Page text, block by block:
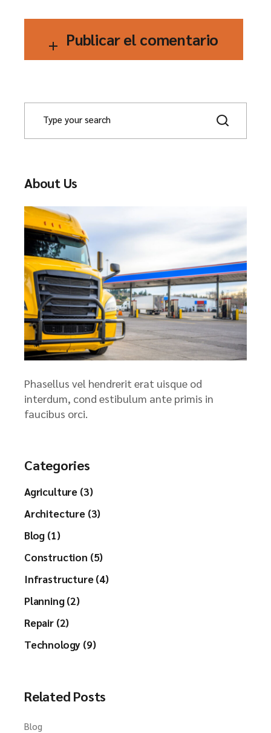
Publicar el comentario
About Us
Phasellus vel hendrerit erat uisque od
interdum, cond estibulum ante primis in
faucibus orci.
Categories
Agriculture (3)
Architecture (3)
Blog (1)
Construction (5)
Infrastructure (4)
Planning (2)
Repair (2)
Technology (9)
Related Posts
Blog